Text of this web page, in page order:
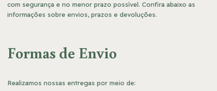
com segurança e no menor prazo possível. Confira abaixo as
informações sobre envios, prazos e devoluções.
Formas de Envio
Realizamos nossas entregas por meio de: